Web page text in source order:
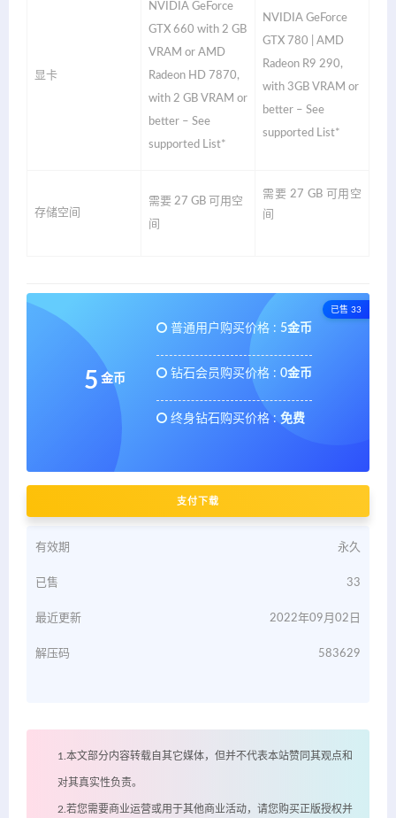
显卡
NVIDIA GeForce
GTX 660 with 2 GB
VRAM or AMD
Radeon HD 7870,
with 2 GB VRAM or
better – See
supported List*
NVIDIA GeForce
GTX 780 | AMD
Radeon R9 290,
with 3GB VRAM or
better – See
supported List*
存储空间
需要 27 GB 可用空
间
需要 27 GB 可用空
间
已售 33
5 金币
普通用户购买价格 : 5金币
钻石会员购买价格 : 0金币
终身钻石购买价格 : 免费
支付下载
有效期 永久
已售 33
最近更新 2022年09月02日
解压码 583629
1.本文部分内容转载自其它媒体，但并不代表本站赞同其观点和
对其真实性负责。
2.若您需要商业运营或用于其他商业活动，请您购买正版授权并